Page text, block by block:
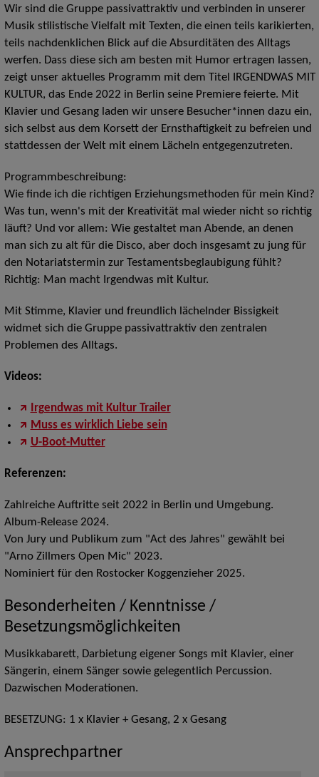
Wir sind die Gruppe passivattraktiv und verbinden in unserer
Musik stilistische Vielfalt mit Texten, die einen teils karikierten,
teils nachdenklichen Blick auf die Absurditäten des Alltags
werfen. Dass diese sich am besten mit Humor ertragen lassen,
zeigt unser aktuelles Programm mit dem Titel IRGENDWAS MIT
KULTUR, das Ende 2022 in Berlin seine Premiere feierte. Mit
Klavier und Gesang laden wir unsere Besucher*innen dazu ein,
sich selbst aus dem Korsett der Ernsthaftigkeit zu befreien und
stattdessen der Welt mit einem Lächeln entgegenzutreten.
Programmbeschreibung:
Wie finde ich die richtigen Erziehungsmethoden für mein Kind?
Was tun, wenn's mit der Kreativität mal wieder nicht so richtig
läuft? Und vor allem: Wie gestaltet man Abende, an denen
man sich zu alt für die Disco, aber doch insgesamt zu jung für
den Notariatstermin zur Testamentsbeglaubigung fühlt?
Richtig: Man macht Irgendwas mit Kultur.
Mit Stimme, Klavier und freundlich lächelnder Bissigkeit
widmet sich die Gruppe passivattraktiv den zentralen
Problemen des Alltags.
Videos:
Irgendwas mit Kultur Trailer
Muss es wirklich Liebe sein
U-Boot-Mutter
Referenzen:
Zahlreiche Auftritte seit 2022 in Berlin und Umgebung.
Album-Release 2024.
Von Jury und Publikum zum "Act des Jahres" gewählt bei
"Arno Zillmers Open Mic" 2023.
Nominiert für den Rostocker Koggenzieher 2025.
Besonderheiten / Kenntnisse /
Besetzungsmöglichkeiten
Musikkabarett, Darbietung eigener Songs mit Klavier, einer
Sängerin, einem Sänger sowie gelegentlich Percussion.
Dazwischen Moderationen.
BESETZUNG: 1 x Klavier + Gesang, 2 x Gesang
Ansprechpartner